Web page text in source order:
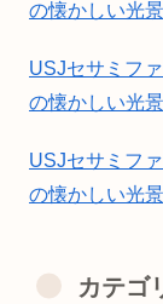
の懐かしい光
USJセサミフ
の懐かしい光
USJセサミフ
の懐かしい光
カテゴ